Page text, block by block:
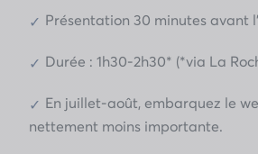
Présentation 30 minutes avant
Durée : 1h30-2h30* (*via La
En juillet-août, embarquez le
nettement moins importante.